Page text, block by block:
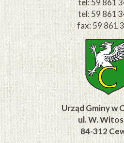
tel: 59 861
tel: 59 861
fax: 59 861
Urząd Gminy w
ul. W.
84-312